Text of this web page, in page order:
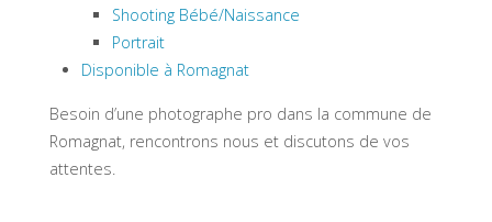
Shooting Bébé/Naissance
Portrait
Disponible à Romagnat
Besoin d’une photographe pro dans la commune de
Romagnat, rencontrons nous et discutons de vos
attentes.